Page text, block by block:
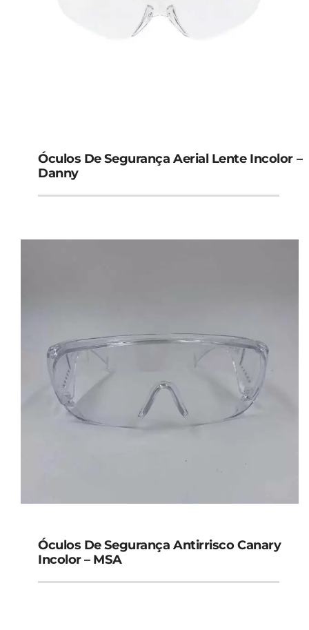
Óculos De Segurança Aerial Lente Incolor –
Danny
Óculos De Segurança Antirrisco Canary
Incolor – MSA